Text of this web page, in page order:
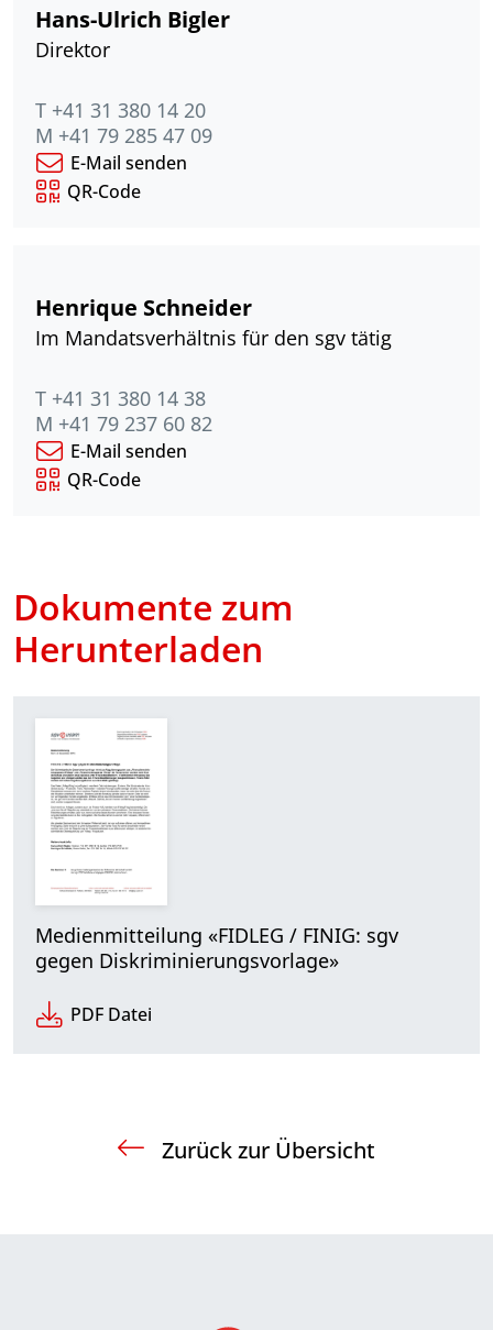
Hans-Ulrich Bigler
Direktor
T +41 31 380 14 20
M +41 79 285 47 09
E-Mail senden
QR-Code
Henrique Schneider
Im Mandatsverhältnis für den sgv tätig
T +41 31 380 14 38
M +41 79 237 60 82
E-Mail senden
QR-Code
Dokumente zum
Herunterladen
Medienmitteilung «FIDLEG / FINIG: sgv
gegen Diskriminierungsvorlage»
PDF Datei
Zurück zur Übersicht